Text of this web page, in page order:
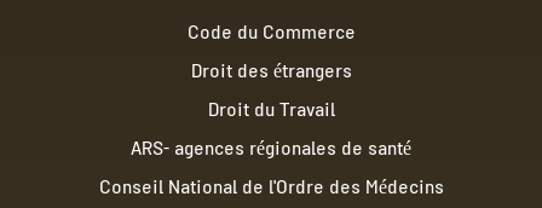
Code du Commerce
Droit des étrangers
Droit du Travail
ARS- agences régionales de santé
Conseil National de l'Ordre des Médecins